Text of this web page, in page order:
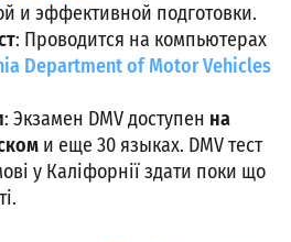
и эффективной подготовки.
: Проводится на компьютерах
Department of Motor Vehicles
: Экзамен DMV доступен на
и еще 30 языках. DMV тест
у Каліфорнії здати поки що